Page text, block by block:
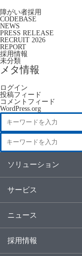
障がい者採用
CODEBASE
NEWS
PRESS RELEASE
RECRUIT 2026
REPORT
採用情報
未分類
メタ情報
ログイン
投稿フィード
コメントフィード
WordPress.org
ソリューション
サービス
ニュース
採用情報